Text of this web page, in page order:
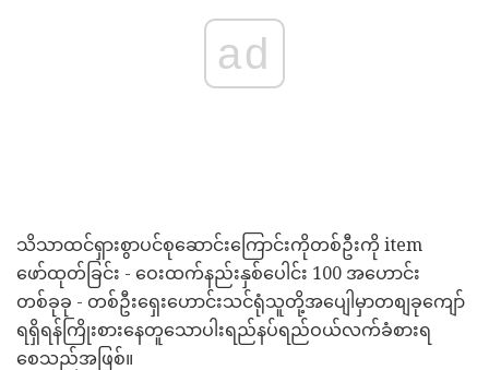
ad
သိသာထင်ရှားစွာပင်စုဆောင်းကြောင်းကိုတစ်ဦးကို item
ဖော်ထုတ်ခြင်း - ဝေးထက်နည်းနှစ်ပေါင်း 100 အဟောင်း
တစ်ခုခု - တစ်ဦးရှေးဟောင်းသင်ရုံသူတို့အပျေါမှာတစျခုကျော်
ရရှိရန်ကြိုးစားနေတူသောပါးရည်နပ်ရည်ဝယ်လက်ခံစားရ
စေသည်အဖြစ်။